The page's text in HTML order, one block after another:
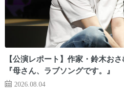
【公演レポート】作家・鈴木お
『母さん、ラブソングです。』
2026.08.04